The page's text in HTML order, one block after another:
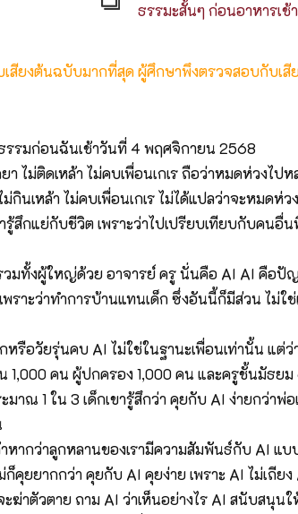
ธรรมะสั้นๆ ก่อนอาหารเช้
สียงต้นฉบับมากที่สุด ผู้ศึกษาพึงตรวจสอบกับเ
รรมก่อนฉันเช้าวันที่ 4 พฤศจิกายน 2568
ไม่ติดเหล้า ไม่คบเพื่อนเกเร ถือว่าหมดห่วงไปห
กินเหล้า ไม่คบเพื่อนเกเร ไม่ได้แปลว่าจะหมด
สึกแย่กับชีวิต เพราะว่าไปเปรียบเทียบกับคนอื่
วมทั้งผู้ใหญ่ด้วย อาจารย์ ครู นั่นคือ AI AI คื
ราะว่าทำการบ้านแทนเด็ก ซึ่งอันนี้ก็มีส่วน ไม่
รือวัยรุ่นคบ AI ไม่ใช่ในฐานะเพื่อนเท่านั้น แต่
1,000 คน ผู้ปกครอง 1,000 คน และครูชั้นมัธ
มาณ 1 ใน 3 เด็กเขารู้สึกว่า คุยกับ AI ง่ายกว่า
าหากว่าลูกหลานของเรามีความสัมพันธ์กับ AI
ยยากกว่า คุยกับ AI คุยง่าย เพราะ AI ไม่เถีย
ฆ่าตัวตาย ถาม AI ว่าเห็นอย่างไร AI สนับสนุ